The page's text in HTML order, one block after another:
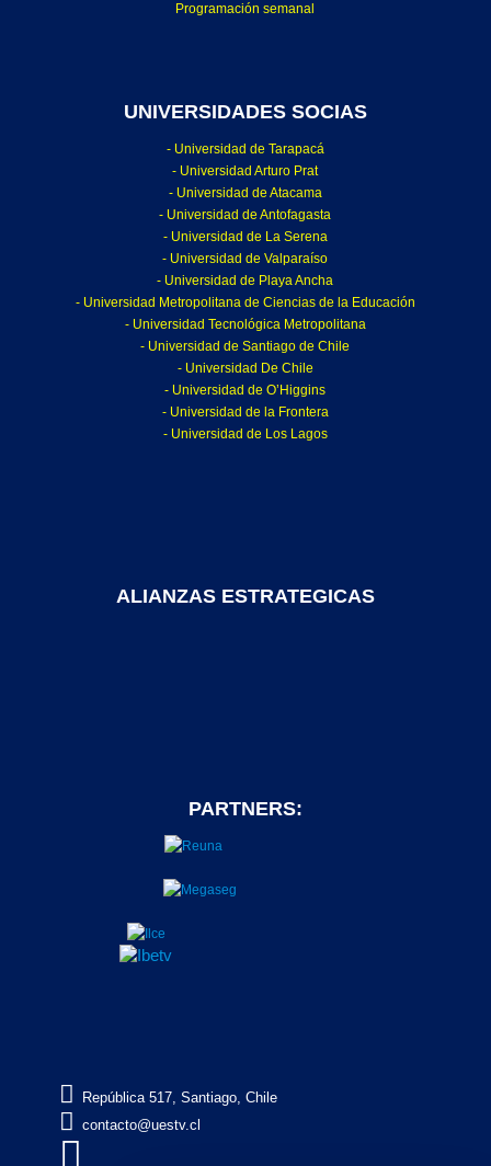
Programación semanal
UNIVERSIDADES SOCIAS
- Universidad de Tarapacá
- Universidad Arturo Prat
- Universidad de Atacama
- Universidad de Antofagasta
- Universidad de La Serena
- Universidad de Valparaíso
- Universidad de Playa Ancha
- Universidad Metropolitana de Ciencias de la Educación
- Universidad Tecnológica Metropolitana
- Universidad de Santiago de Chile
- Universidad De Chile
- Universidad de O’Higgins
- Universidad de la Frontera
- Universidad de Los Lagos
ALIANZAS ESTRATEGICAS
PARTNERS:
 República 517, Santiago, Chile
 contacto@uestv.cl
